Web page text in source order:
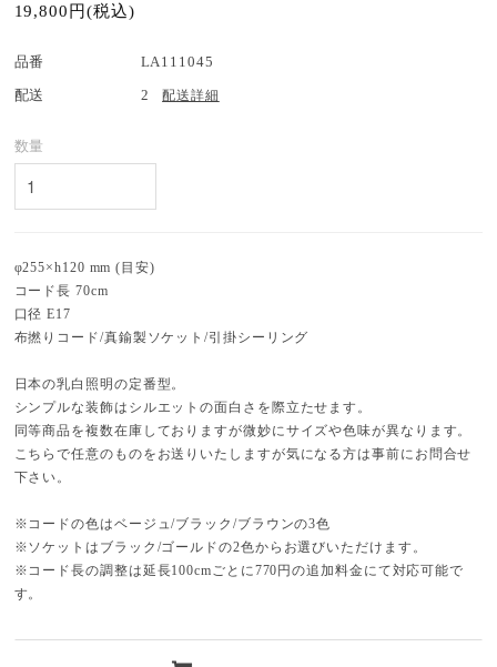
19,800円(税込)
品番
LA111045
配送
2 配送詳細
数量
φ255×h120 mm (目安)
コード長 70cm
口径 E17
布撚りコード/真鍮製ソケット/引掛シーリング
日本の乳白照明の定番型。
シンプルな装飾はシルエットの面白さを際立たせます。
同等商品を複数在庫しておりますが微妙にサイズや色味が異なります。
こちらで任意のものをお送りいたしますが気になる方は事前にお問合せ
下さい。
※コードの色はベージュ/ブラック/ブラウンの3色
※ソケットはブラック/ゴールドの2色からお選びいただけます。
※コード長の調整は延長100cmごとに770円の追加料金にて対応可能で
す。